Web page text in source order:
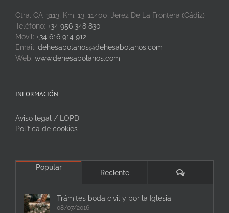
Ctra. CA-3113, Km. 13, 11400, Jerez De La Frontera (Cádiz)
Teléfono: +34 956 348 830
Móvil: +34 616 914 912
Email: dehesabolanos@dehesabolanos.com
Web: www.dehesabolanos.com
INFORMACIÓN
Aviso legal / LOPD
Política de cookies
Popular
Reciente Comentarios
Trámites boda civil y por la Iglesia
08/07/2016